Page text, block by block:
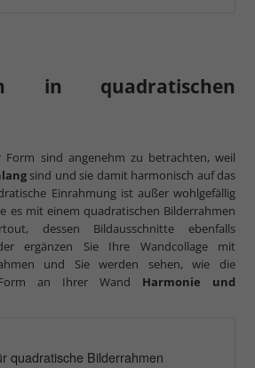
in quadratischen
Form sind angenehm zu betrachten, weil
sind und sie damit harmonisch auf das
Einrahmung ist außer wohlgefällig
es mit einem quadratischen Bilderrahmen
dessen Bildausschnitte ebenfalls
ergänzen Sie Ihre Wandcollage mit
und Sie werden sehen, wie die
Form an Ihrer Wand Harmonie und
quadratische Bilderrahmen